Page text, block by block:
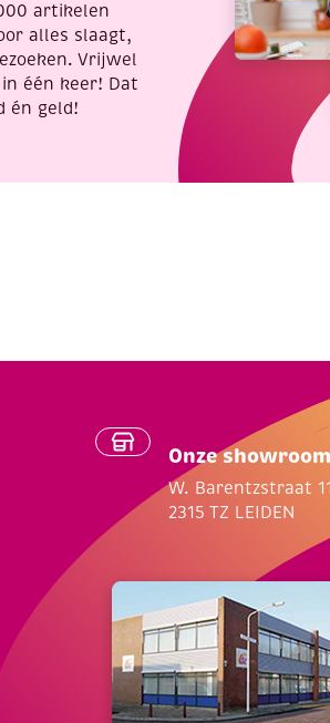
artikelen
alles slaagt,
Vrijwel
één keer! Dat
én geld!
Onze showroom
W. Barentzstraat
2315 TZ LEIDEN